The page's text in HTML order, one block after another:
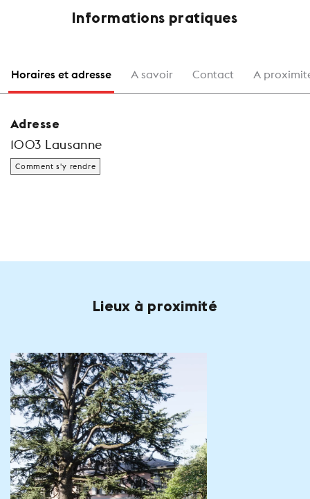
Informations pratiques
Horaires et adresse A savoir Contact A
Adresse
1003 Lausanne
Comment s'y rendre
Lieux à proximité